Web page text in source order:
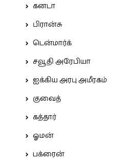
கனடா
பிரான்சு
டென்மார்க்
சவூதி அரேபியா
ஐக்கிய அரபு அமீரகம்
குவைத்
கத்தார்
ஓமன்
பக்ரைன்